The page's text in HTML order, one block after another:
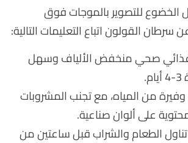
الخضوع للتصوير بالموجات فوق
القولون اتباع التعليمات التالية:
غذائي صحي منخفض الألياف وسهل
من المياه، مع تجنب المشروبات
على ألوان صناعية.
تناول الطعام والشراب قبل ساعتين من